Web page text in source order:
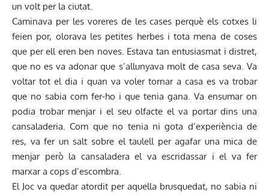
un volt per la ciutat.
Caminava per les voreres de les cases perquè els cotxes li
feien por, olorava les petites herbes i tota mena de coses
que per ell eren ben noves. Estava tan entusiasmat i distret,
que no es va adonar que s’allunyava molt de casa seva. Va
voltar tot el dia i quan va voler tornar a casa es va trobar
que no sabia com fer-ho i que tenia gana. Va ensumar on
podia trobar menjar i el seu olfacte el va portar dins una
cansaladeria. Com que no tenia ni gota d’experiència de
res, va fer un salt sobre el taulell per agafar una mica de
menjar però la cansaladera el va escridassar i el va fer
marxar a cops d’escombra.
El Joc va quedar atordit per aquella brusquedat, no sabia ni